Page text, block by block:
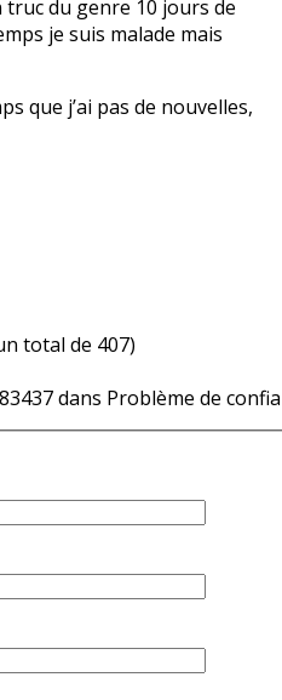
truc du genre 10 jours de
je suis malade mais
que j’ai pas de nouvelles,
total de 407)
dans Problème de